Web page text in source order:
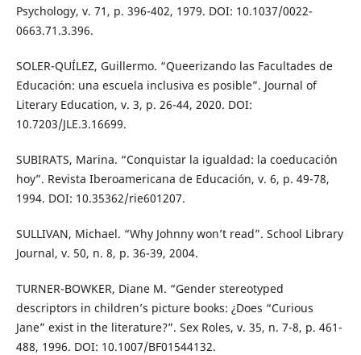
Psychology, v. 71, p. 396-402, 1979. DOI: 10.1037/0022-
0663.71.3.396.
SOLER-QUÍLEZ, Guillermo. “Queerizando las Facultades de
Educación: una escuela inclusiva es posible”. Journal of
Literary Education, v. 3, p. 26-44, 2020. DOI:
10.7203/JLE.3.16699.
SUBIRATS, Marina. “Conquistar la igualdad: la coeducación
hoy”. Revista Iberoamericana de Educación, v. 6, p. 49-78,
1994. DOI: 10.35362/rie601207.
SULLIVAN, Michael. “Why Johnny won’t read”. School Library
Journal, v. 50, n. 8, p. 36-39, 2004.
TURNER-BOWKER, Diane M. “Gender stereotyped
descriptors in children’s picture books: ¿Does “Curious
Jane” exist in the literature?”. Sex Roles, v. 35, n. 7-8, p. 461-
488, 1996. DOI: 10.1007/BF01544132.